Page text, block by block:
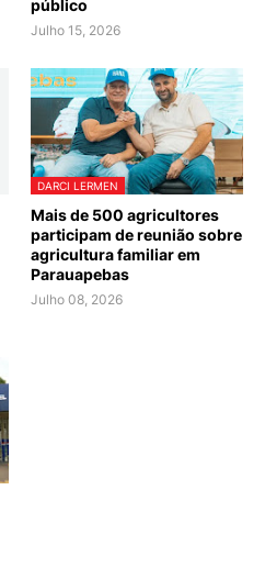
público
Julho 15, 2026
DARCI LERMEN
Mais de 500 agricultores
participam de reunião sobre
agricultura familiar em
Parauapebas
Julho 08, 2026